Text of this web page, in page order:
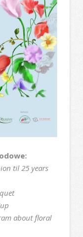
til 25 years
about floral